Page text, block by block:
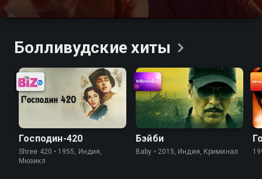
Болливудские хиты
Господин-420
Shree 420 • 1955, Индия,
Мюзикл
Бэйби
Baby • 2015, Индия, Криминал